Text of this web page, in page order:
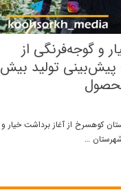
و گوجه‌فرنگی از
پیش‌بینی تولید بیش
کوهسرخ از آغاز برداشت خیار و
…